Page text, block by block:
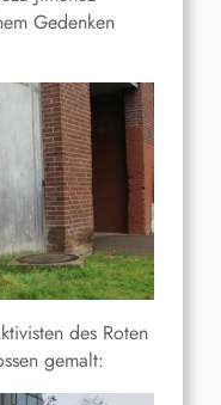
Gedenken
des Roten
gemalt: